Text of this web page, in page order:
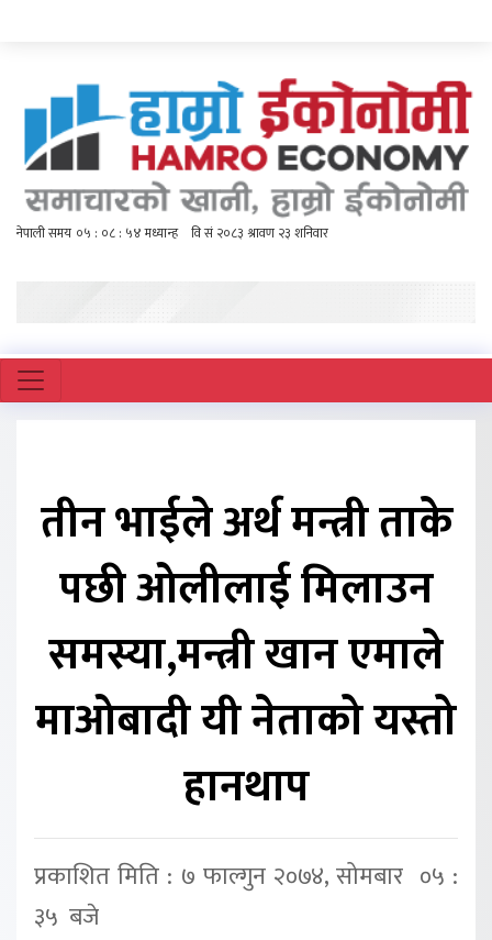
तीन भाईले अर्थ मन्त्री ताके
पछी ओलीलाई मिलाउन
समस्या,मन्त्री खान एमाले
माओबादी यी नेताको यस्तो
हानथाप
प्रकाशित मिति : ७ फाल्गुन २०७४, सोमबार ०५ :
३५ बजे